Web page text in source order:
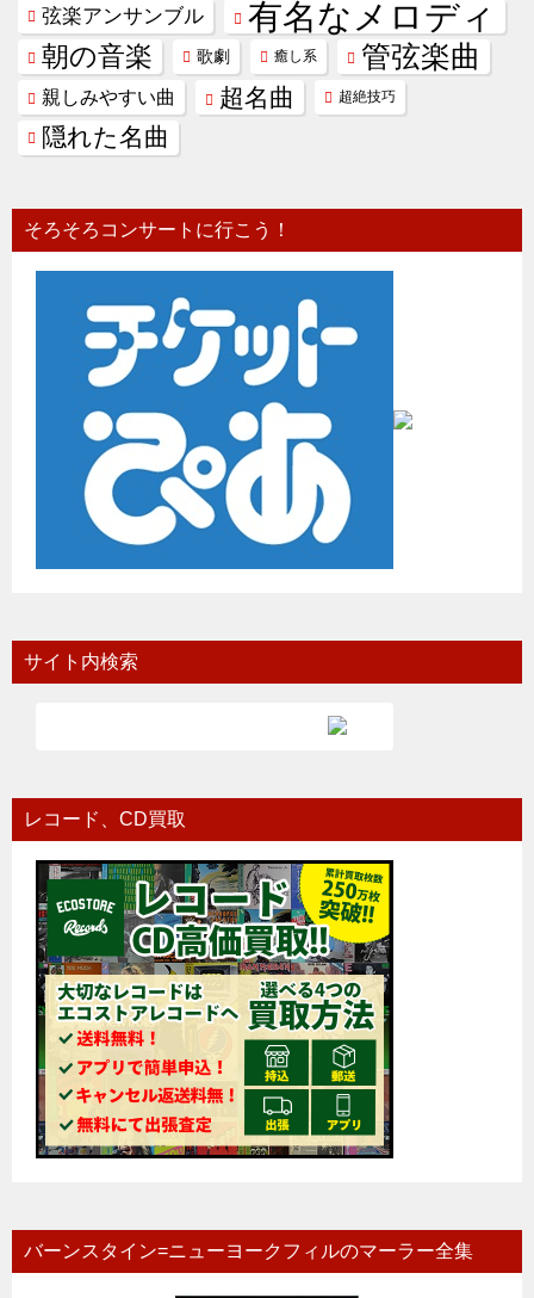
弦楽アンサンブル 有名なメロディ
朝の音楽 歌劇 癒し系 管弦楽曲
親しみやすい曲 超名曲 超絶技巧
隠れた名曲
そろそろコンサートに行こう！
サイト内検索
レコード、CD買取
バーンスタイン=ニューヨークフィルのマーラー全集